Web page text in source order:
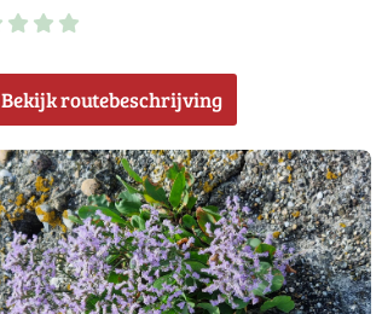
Bekijk routebeschrijving